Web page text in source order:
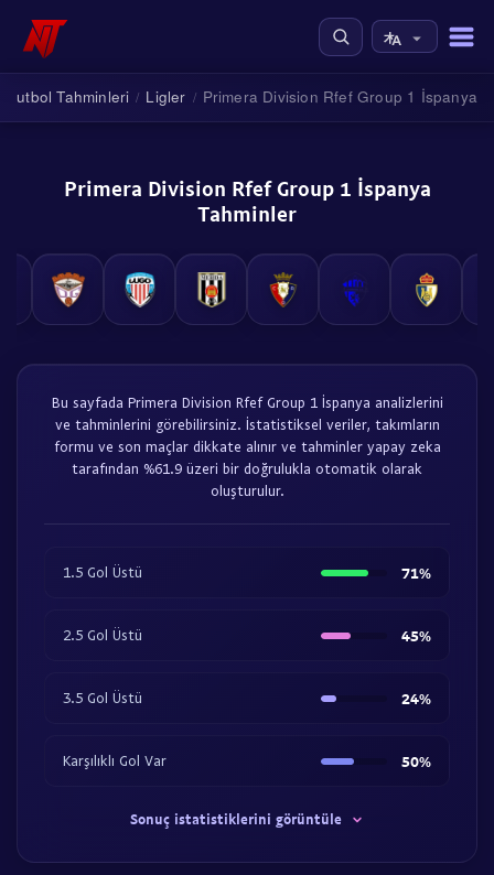
Futbol Tahminleri / Ligler / Primera Division Rfef Group 1 İspanya
Primera Division Rfef Group 1 İspanya
Tahminler
Bu sayfada Primera Division Rfef Group 1 İspanya analizlerini
ve tahminlerini görebilirsiniz. İstatistiksel veriler, takımların
formu ve son maçlar dikkate alınır ve tahminler yapay zeka
tarafından %61.9 üzeri bir doğrulukla otomatik olarak
oluşturulur.
1.5 Gol Üstü 71%
2.5 Gol Üstü 45%
3.5 Gol Üstü 24%
Karşılıklı Gol Var 50%
Sonuç istatistiklerini görüntüle